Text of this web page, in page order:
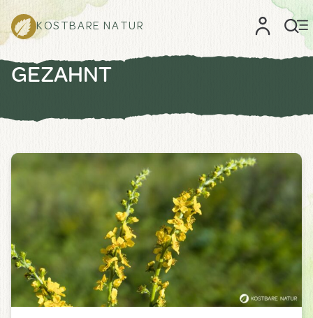
KOSTBARE NATUR
GEZAHNT